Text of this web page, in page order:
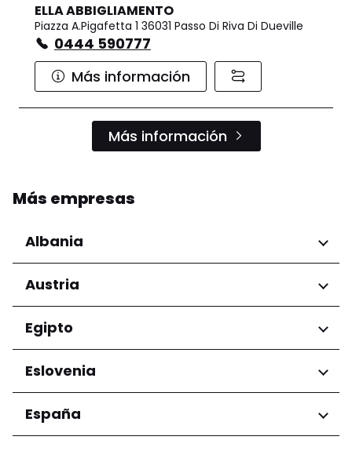
ELLA ABBIGLIAMENTO
Piazza A.Pigafetta 1 36031 Passo Di Riva Di Dueville
0444 590777
Más información
Más información
Más empresas
Albania
Regiones
Condado de Tirana
Austria
Regiones
Niederösterreich
Salzburg
Wien
Egipto
Regiones
Gobernación de El Cairo
Eslovenia
Regiones
Ljubljana
España